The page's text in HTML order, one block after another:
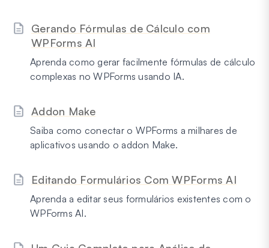
Gerando Fórmulas de Cálculo com
WPForms AI
Aprenda como gerar facilmente fórmulas de cálculo
complexas no WPForms usando IA.
Addon Make
Saiba como conectar o WPForms a milhares de
aplicativos usando o addon Make.
Editando Formulários Com WPForms AI
Aprenda a editar seus formulários existentes com o
WPForms AI.